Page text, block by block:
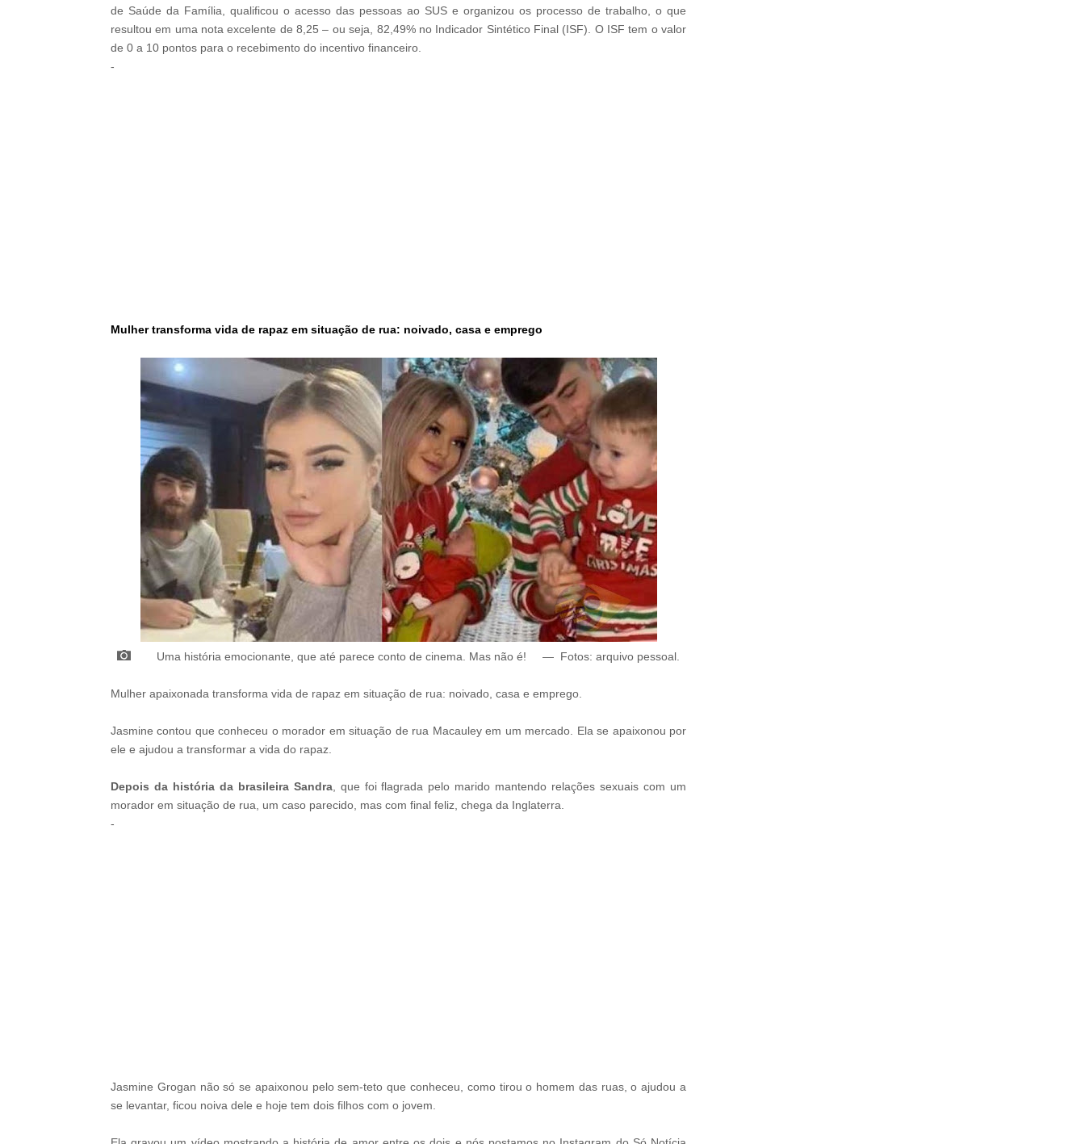
de Saúde da Família, qualificou o acesso das pessoas ao SUS e organizou os processo de trabalho, o que
resultou em uma nota excelente de 8,25 – ou seja, 82,49% no Indicador Sintético Final (ISF). O ISF tem o valor
de 0 a 10 pontos para o recebimento do incentivo financeiro.
-
Mulher transforma vida de rapaz em situação de rua: noivado, casa e emprego
Uma história emocionante, que até parece conto de cinema. Mas não é! — Fotos: arquivo pessoal.
Mulher apaixonada transforma vida de rapaz em situação de rua: noivado, casa e emprego.
Jasmine contou que conheceu o morador em situação de rua Macauley em um mercado. Ela se apaixonou por
ele e ajudou a transformar a vida do rapaz.
Depois da história da brasileira Sandra, que foi flagrada pelo marido mantendo relações sexuais com um
morador em situação de rua, um caso parecido, mas com final feliz, chega da Inglaterra.
-
Jasmine Grogan não só se apaixonou pelo sem-teto que conheceu, como tirou o homem das ruas, o ajudou a
se levantar, ficou noiva dele e hoje tem dois filhos com o jovem.